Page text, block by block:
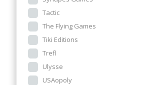
Tactic
The Flying Games
Tiki Editions
Trefl
Ulysse
USAopoly